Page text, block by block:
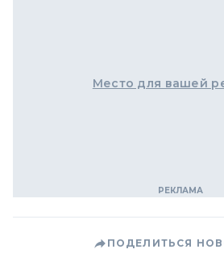
Место для вашей
ПОДЕЛИТЬСЯ